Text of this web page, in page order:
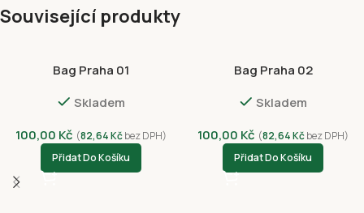
Související produkty
Bag Praha 01
Skladem
100,00 Kč (82,64Kčbez DPH)
Přidat Do Košíku
Bag Praha 02
Skladem
100,00 Kč (82,64Kčbez DPH)
Přidat Do Košíku